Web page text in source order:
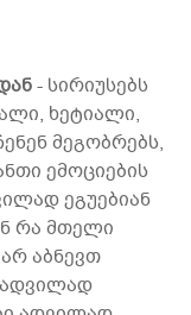
- სირიუსებს
ხეტიალი,
მეგობრებს,
ემოციების
ეგუებიან
რა მთელი
აბნევთ